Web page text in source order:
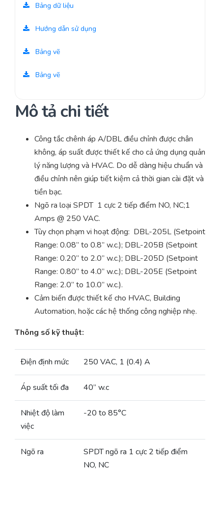
Bảng dữ liệu
Hướng dẫn sử dụng
Bảng vẽ
Bảng vẽ
Mô tả chi tiết
Công tắc chênh áp A/DBL điều chỉnh được chân
không, áp suất được thiết kế cho cả ứng dụng quản
lý năng lượng và HVAC. Do dễ dàng hiệu chuẩn và
điều chỉnh nên giúp tiết kiệm cả thời gian cài đặt và
tiền bạc.
Ngõ ra loại SPDT 1 cực 2 tiếp điểm NO, NC;1
Amps @ 250 VAC.
Tùy chọn phạm vi hoạt động: DBL-205L (Setpoint
Range: 0.08” to 0.8” w.c.); DBL-205B (Setpoint
Range: 0.20” to 2.0” w.c.); DBL-205D (Setpoint
Range: 0.80” to 4.0” w.c.); DBL-205E (Setpoint
Range: 2.0” to 10.0” w.c.).
Cảm biến được thiết kế cho HVAC, Building
Automation, hoặc các hệ thống công nghiệp nhẹ.
Thông số kỹ thuật:
Điện định mức 250 VAC, 1 (0.4) A
Áp suất tối đa 40” w.c
Nhiệt độ làm
việc
-20 to 85°C
Ngõ ra
SPDT ngõ ra 1 cực 2 tiếp điểm
NO, NC